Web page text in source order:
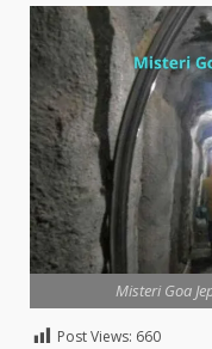
Misteri Goa
Post Views: 660